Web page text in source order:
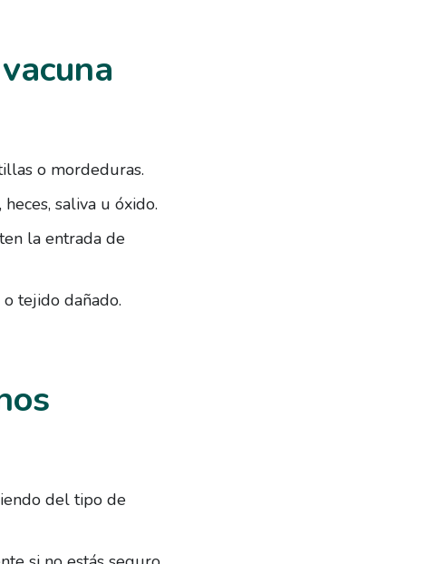
o mordeduras.
saliva u óxido.
la entrada de
tejido dañado.
del tipo de